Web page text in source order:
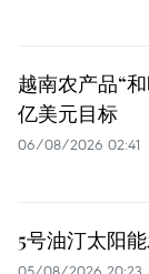
越南农产品“
亿美元目标
06/08/2026 02:41
5号油汀太阳